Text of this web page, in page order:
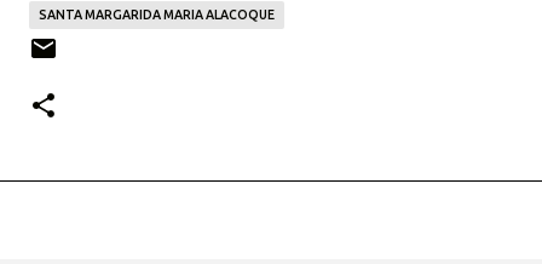
SANTA MARGARIDA MARIA ALACOQUE